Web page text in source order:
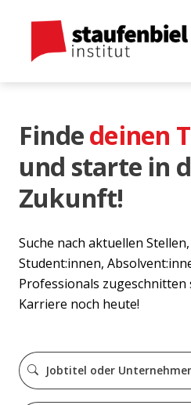
Findedeinen
und starte in
Zukunft!
Suche nach aktuellen
Student:innen,
Professionals zugeschnitten
Karriere noch heute!